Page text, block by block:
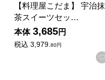
【料理屋こだま】 宇治抹
茶スイーツセッ…
本体 3,685円
税込 3,979.80円